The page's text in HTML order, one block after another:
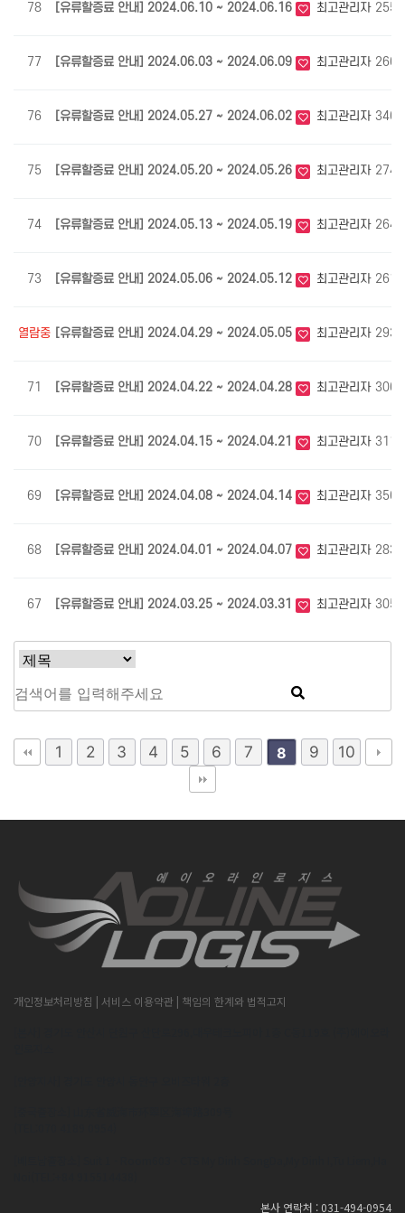
78 [유류할증료 안내] 2024.06.10 ~ 2024.06.16 최고관리자 2559
77 [유류할증료 안내] 2024.06.03 ~ 2024.06.09 최고관리자 2663
76 [유류할증료 안내] 2024.05.27 ~ 2024.06.02 최고관리자 3464
75 [유류할증료 안내] 2024.05.20 ~ 2024.05.26 최고관리자 2746
74 [유류할증료 안내] 2024.05.13 ~ 2024.05.19 최고관리자 2647
73 [유류할증료 안내] 2024.05.06 ~ 2024.05.12 최고관리자 2615
열람중 [유류할증료 안내] 2024.04.29 ~ 2024.05.05 최고관리자 2939
71 [유류할증료 안내] 2024.04.22 ~ 2024.04.28 최고관리자 3067
70 [유류할증료 안내] 2024.04.15 ~ 2024.04.21 최고관리자 3110
69 [유류할증료 안내] 2024.04.08 ~ 2024.04.14 최고관리자 3562
68 [유류할증료 안내] 2024.04.01 ~ 2024.04.07 최고관리자 2835
67 [유류할증료 안내] 2024.03.25 ~ 2024.03.31 최고관리자 3059
1 2 3 4 5 6 7 8 9 10
개인정보처리방침 | 서비스 이용약관 | 책임의 한계와 법적고지
본사 연락처 : 031-494-0954